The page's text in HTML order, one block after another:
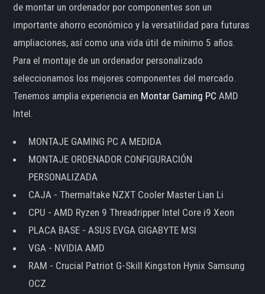
de montar un ordenador por componentes son un
importante ahorro económico y la versatilidad para futuras
ampliaciones, así como una vida útil de mínimo 5 años.
Para el montaje de un ordenador personalizado
seleccionamos los mejores componentes del mercado.
Tenemos amplia experiencia en Montar Gaming PC AMD
Intel.
MONTAJE GAMING PC A MEDIDA
MONTAJE ORDENADOR CONFIGURACIÓN
PERSONALIZADA
CAJA - Thermaltake NZXT Cooler Master Lian Li
CPU - AMD Ryzen 9 Threadripper Intel Core i9 Xeon
PLACA BASE - ASUS EVGA GIGABYTE MSI
VGA - NVIDIA AMD
RAM - Crucial Patriot G-Skill Kingston Hynix Samsung
OCZ